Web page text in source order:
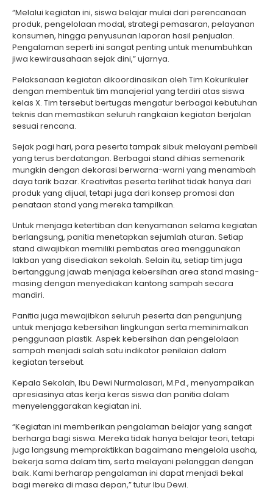
“Melalui kegiatan ini, siswa belajar mulai dari perencanaan
produk, pengelolaan modal, strategi pemasaran, pelayanan
konsumen, hingga penyusunan laporan hasil penjualan.
Pengalaman seperti ini sangat penting untuk menumbuhkan
jiwa kewirausahaan sejak dini,” ujarnya.
Pelaksanaan kegiatan dikoordinasikan oleh Tim Kokurikuler
dengan membentuk tim manajerial yang terdiri atas siswa
kelas X. Tim tersebut bertugas mengatur berbagai kebutuhan
teknis dan memastikan seluruh rangkaian kegiatan berjalan
sesuai rencana.
Sejak pagi hari, para peserta tampak sibuk melayani pembeli
yang terus berdatangan. Berbagai stand dihias semenarik
mungkin dengan dekorasi berwarna-warni yang menambah
daya tarik bazar. Kreativitas peserta terlihat tidak hanya dari
produk yang dijual, tetapi juga dari konsep promosi dan
penataan stand yang mereka tampilkan.
Untuk menjaga ketertiban dan kenyamanan selama kegiatan
berlangsung, panitia menetapkan sejumlah aturan. Setiap
stand diwajibkan memiliki pembatas area menggunakan
lakban yang disediakan sekolah. Selain itu, setiap tim juga
bertanggung jawab menjaga kebersihan area stand masing-
masing dengan menyediakan kantong sampah secara
mandiri.
Panitia juga mewajibkan seluruh peserta dan pengunjung
untuk menjaga kebersihan lingkungan serta meminimalkan
penggunaan plastik. Aspek kebersihan dan pengelolaan
sampah menjadi salah satu indikator penilaian dalam
kegiatan tersebut.
Kepala Sekolah, Ibu Dewi Nurmalasari, M.Pd., menyampaikan
apresiasinya atas kerja keras siswa dan panitia dalam
menyelenggarakan kegiatan ini.
“Kegiatan ini memberikan pengalaman belajar yang sangat
berharga bagi siswa. Mereka tidak hanya belajar teori, tetapi
juga langsung mempraktikkan bagaimana mengelola usaha,
bekerja sama dalam tim, serta melayani pelanggan dengan
baik. Kami berharap pengalaman ini dapat menjadi bekal
bagi mereka di masa depan,” tutur Ibu Dewi.